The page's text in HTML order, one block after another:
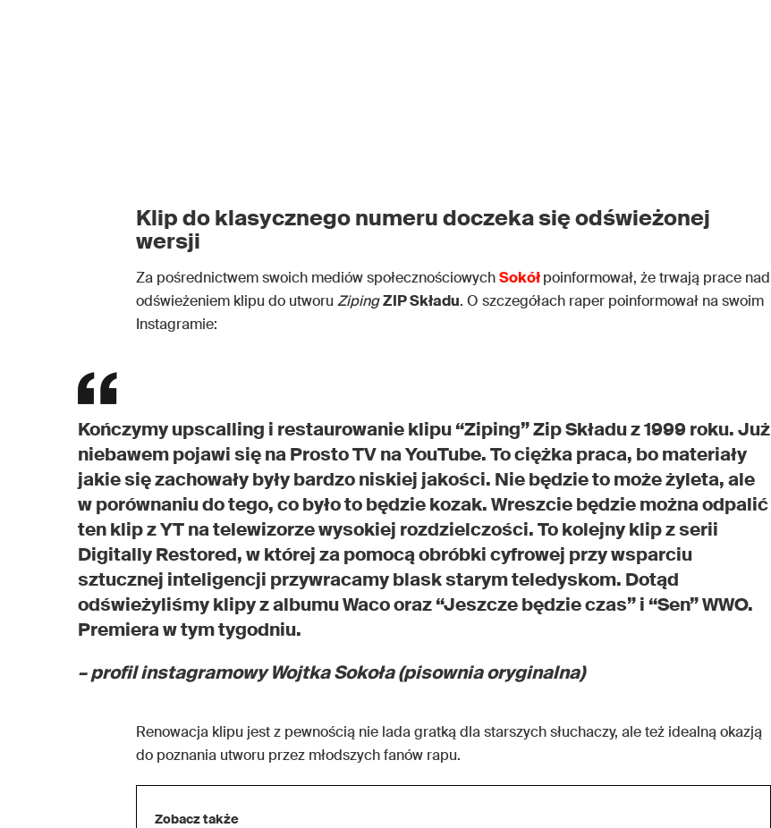
Klip do klasycznego numeru doczeka się odświeżonej
wersji
Za pośrednictwem swoich mediów społecznościowychSokółpoinformował, że trwają prace nad
odświeżeniem klipu do utworu ZipingZIP Składu. O szczegółach raper poinformował na swoim
Instagramie:
Kończymy upscalling i restaurowanie klipu “Ziping” Zip Składu z 1999 roku. Już
niebawem pojawi się na Prosto TV na YouTube. To ciężka praca, bo materiały
jakie się zachowały były bardzo niskiej jakości. Nie będzie to może żyleta, ale
w porównaniu do tego, co było to będzie kozak. Wreszcie będzie można odpalić
ten klip z YT na telewizorze wysokiej rozdzielczości. To kolejny klip z serii
Digitally Restored, w której za pomocą obróbki cyfrowej przy wsparciu
sztucznej inteligencji przywracamy blask starym teledyskom. Dotąd
odświeżyliśmy klipy z albumu Waco oraz “Jeszcze będzie czas” i “Sen” WWO.
Premiera w tym tygodniu.
– profil instagramowy Wojtka Sokoła (pisownia oryginalna)
Renowacja klipu jest z pewnością nie lada gratką dla starszych słuchaczy, ale też idealną okazją
do poznania utworu przez młodszych fanów rapu.
Zobacz także